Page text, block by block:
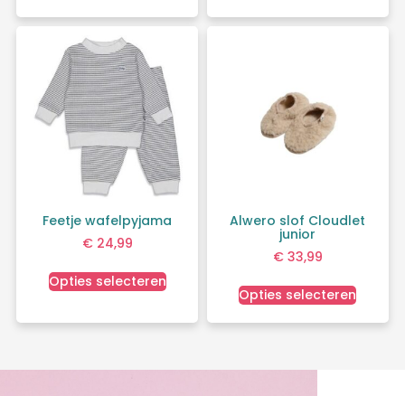
Feetje wafelpyjama
€24,99
Opties selecteren
Alwero slof Cloudlet
junior
€33,99
Opties selecteren